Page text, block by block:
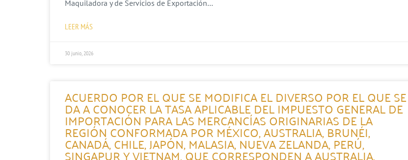
Maquiladora y de Servicios de Exportación…
LEER MÁS
30 junio, 2026
ACUERDO POR EL QUE SE MODIFICA EL DIVERSO POR EL QUE SE
DA A CONOCER LA TASA APLICABLE DEL IMPUESTO GENERAL DE
IMPORTACIÓN PARA LAS MERCANCÍAS ORIGINARIAS DE LA
REGIÓN CONFORMADA POR MÉXICO, AUSTRALIA, BRUNÉI,
CANADÁ, CHILE, JAPÓN, MALASIA, NUEVA ZELANDA, PERÚ,
SINGAPUR Y VIETNAM, QUE CORRESPONDEN A AUSTRALIA,